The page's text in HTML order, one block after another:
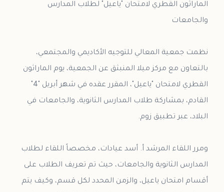
الماراثون القطري لامتحان "ياعيل" لطلاب المدارس
نظمت جمعية المعالي للتوجيه الأكاديمي والمجتمعي،
بالتعاون مع مركز ميلا المنبثق عن الجمعية، يوم الماراثون
القادم، بمشاركة طلاب المدارس الثانوية، والجامعات في
ومرر اللقاء المرشد أ. أسد عيادات، مخصصاً اللقاء لطلاب
المدارس الثانوية والجامعات، حيث تم تعريف الطلاب على
أقسام امتحان ياعيل، والزمن المحدد لكل قسم، وكيف يتم